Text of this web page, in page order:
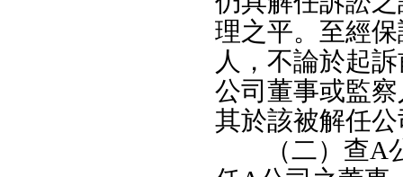
理之平。至經
人，不論於起
公司董事或監
其於該被解任
（二）查